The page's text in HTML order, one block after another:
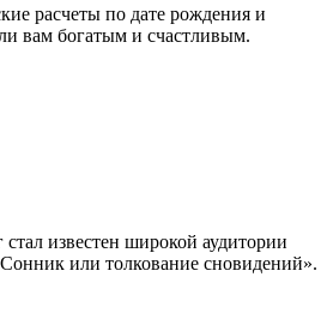
расчеты по дате рождения и
вам богатым и счастливым.
известен широкой аудитории
или толкование сновидений».